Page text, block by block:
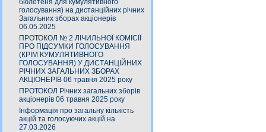
бюлетеня для кумулятивного
голосування) на дистанційних річних
Загальних зборах акціонерів
06.05.2025
ПРОТОКОЛ № 2 ЛІЧИЛЬНОЇ КОМІСІЇ
ПРО ПІДСУМКИ ГОЛОСУВАННЯ
(КРІМ КУМУЛЯТИВНОГО
ГОЛОСУВАННЯ) У ДИСТАНЦІЙНИХ
РІЧНИХ ЗАГАЛЬНИХ ЗБОРАХ
АКЦІОНЕРІВ 06 травня 2025 року
ПРОТОКОЛ Річних загальних зборів
акціонерів 06 травня 2025 року
Інформація про загальну кількість
акцій та голосуючих акцій на
27.03.2026